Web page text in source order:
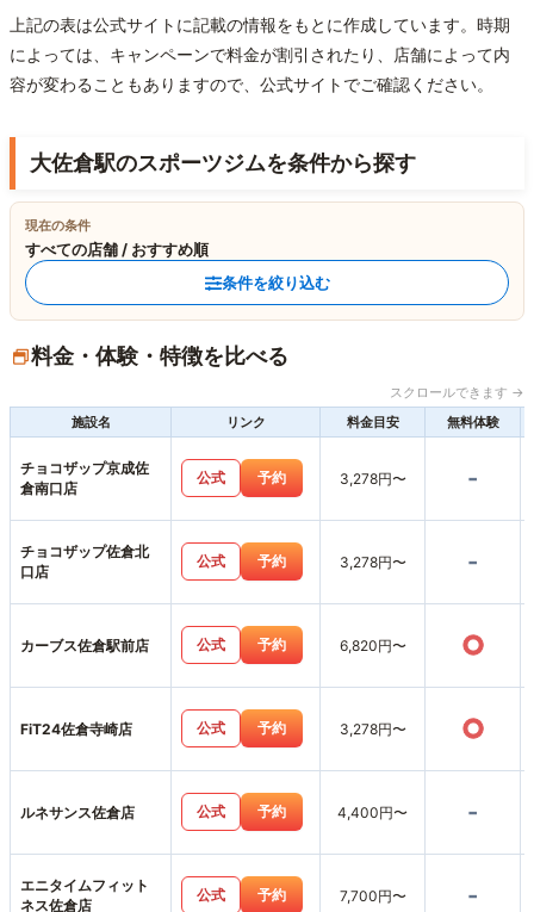
上記の表は公式サイトに記載の情報をもとに作成しています。時期
によっては、キャンペーンで料金が割引されたり、店舗によって内
容が変わることもありますので、公式サイトでご確認ください。
大佐倉駅のスポーツジムを条件から探す
現在の条件
すべての店舗 / おすすめ順
条件を絞り込む
料金・体験・特徴を比べる
スクロールできます →
施設名
リンク 料金目安 無料体験
チョコザップ京成佐
倉南口店
公式 予約 3,278円〜 -
チョコザップ佐倉北
口店
公式 予約 3,278円〜 -
カーブス佐倉駅前店 公式 予約 6,820円〜 ○
FiT24佐倉寺崎店 公式 予約 3,278円〜 ○
ルネサンス佐倉店 公式 予約 4,400円〜 -
エニタイムフィット
ネス佐倉店
公式 予約 7,700円〜 -